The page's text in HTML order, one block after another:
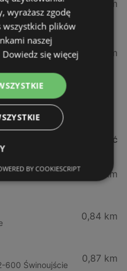
Świnoujście
1,04 km
72-600
1,05 km
w pobliżu
ODLEGŁOŚĆ
0,23 km
0,84 km
600 Świnoujście
0,87 km
wyrażasz zgodę
wszystkich plików
naszej
Dowiedz się więcej
BY COOKIESCRIPT